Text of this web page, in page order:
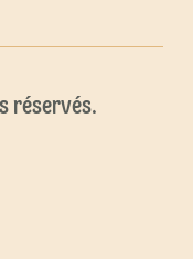
réservés.